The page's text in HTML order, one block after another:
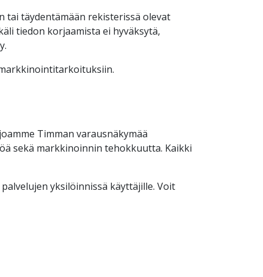
täydentämään rekisterissä olevat
tiedon korjaamista ei hyväksytä,
Timman varausnäkymää
sekä markkinoinnin tehokkuutta. Kaikki
yksilöinnissä käyttäjille. Voit